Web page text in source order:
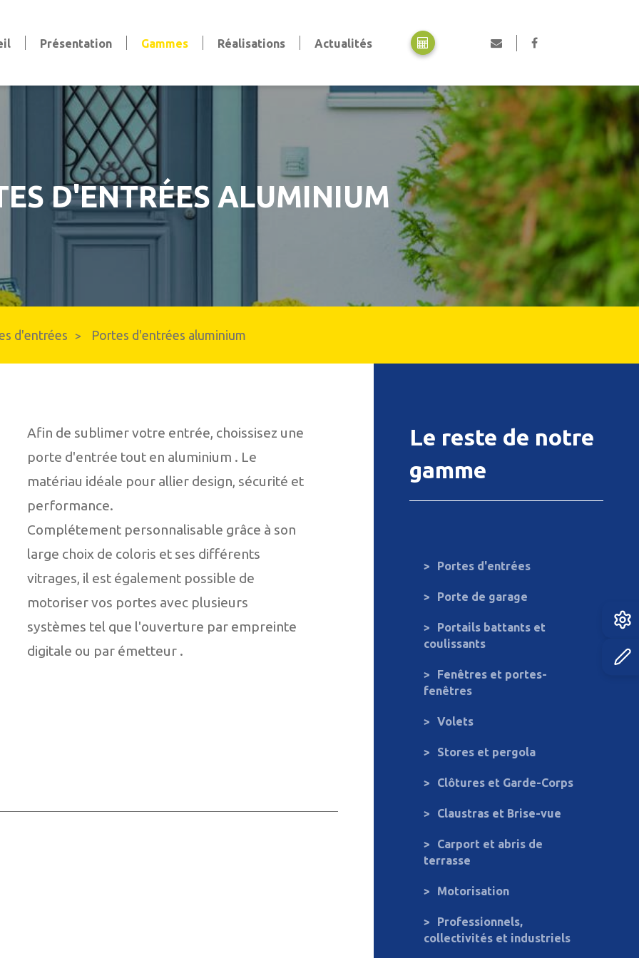
Présentation Gammes
Volets
Volets battants
Volets coulissants
Volets persiennes
Volets roulants
Stores et pergola
Stores bannes & extérieurs
Stores intérieurs
Pergola
Claustras et Brise-vue
Carport et abris de terrasse
Motorisation
Motorisation portes de garage
Motorisation portails
Motorisation volets
Professionnels, collectivités et industriels
Portes automatiques piétonnes
Rideaux métalliques
Portails en acier industriel
Portes de garage industrielles
Portes collectives
Portes rapides
Equipements de quai
Pièces détachées et SAV
Réalisations Actualités
D'ENTRÉES ALUMINIUM
d'entrées > Portes d'entrées aluminium
Afin de sublimer votre entrée, choissisez une
porte d'entrée tout en aluminium . Le
matériau idéale pour allier design, sécurité et
performance.
Complétement personnalisable grâce à son
large choix de coloris et ses différents
vitrages, il est également possible de
motoriser vos portes avec plusieurs
systèmes tel que l'ouverture par empreinte
digitale ou par émetteur .
Le reste de notre
gamme
Portes d'entrées
Porte de garage
Portails battants et
coulissants
Fenêtres et portes-
fenêtres
Volets
Stores et pergola
Clôtures et Garde-Corps
Claustras et Brise-vue
Carport et abris de
terrasse
Motorisation
Professionnels,
collectivités et industriels